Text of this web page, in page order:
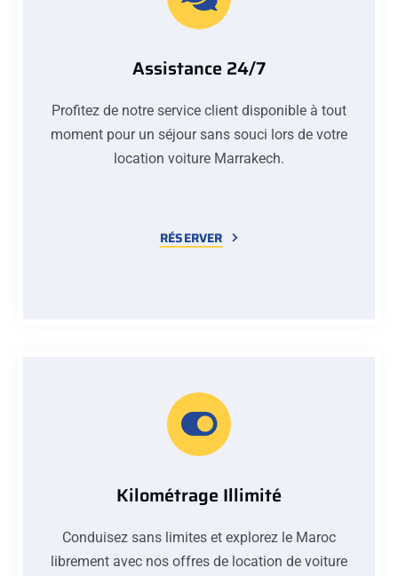
Assistance 24/7
Profitez de notre service client disponible à tout
moment pour un séjour sans souci lors de votre
location voiture Marrakech.
RÉSERVER
Kilométrage Illimité
Conduisez sans limites et explorez le Maroc
librement avec nos offres de location de voiture